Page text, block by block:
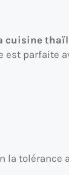
cuisine
est parfaite
la tolérance